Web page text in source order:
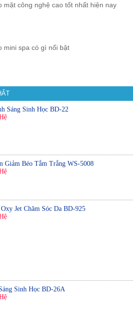
mặt công nghệ cao tốt nhất hiện nay
mini spa có gì nổi bật
Sáng Sinh Học BD-22
Giảm Béo Tắm Trắng WS-5008
Jet Chăm Sóc Da BD-925
Sinh Học BD-26A